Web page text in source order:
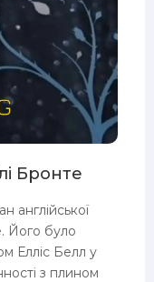
Бронте
англійської
Його було
Елліс Белл у
з плином